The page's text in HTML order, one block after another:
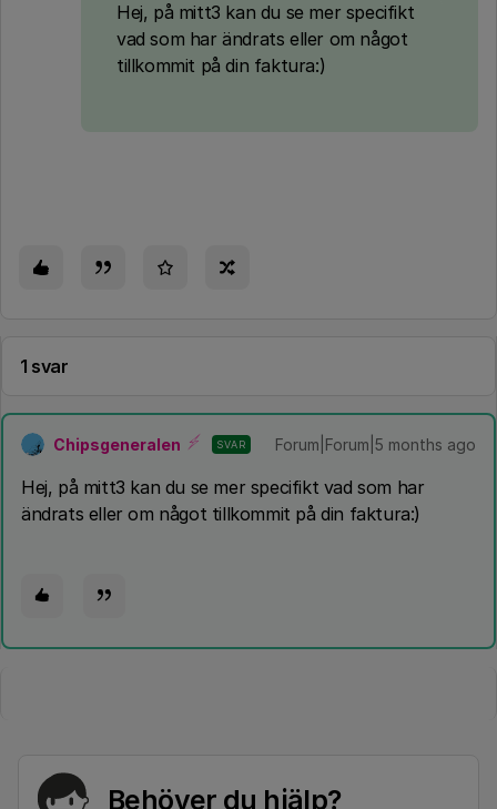
Hej, på mitt3 kan du se mer specifikt
vad som har ändrats eller om något
tillkommit på din faktura:)
1 svar
Chipsgeneralen SVAR Forum|Forum|5 months ago
Hej, på mitt3 kan du se mer specifikt vad som har
ändrats eller om något tillkommit på din faktura:)
Behöver du hjälp?